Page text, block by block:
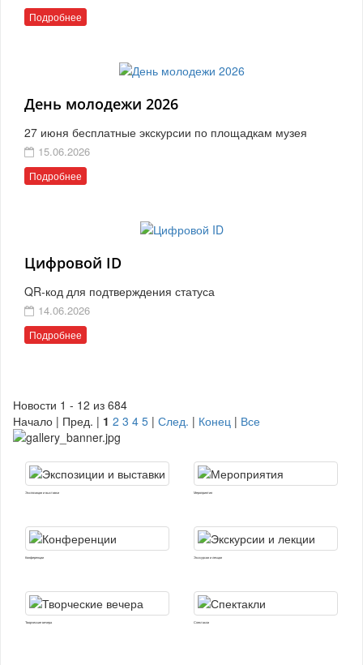
Подробнее
День молодежи 2026
27 июня бесплатные экскурсии по площадкам музея
15.06.2026
Подробнее
Цифровой ID
QR-код для подтверждения статуса
14.06.2026
Подробнее
Новости 1 - 12 из 684
Начало | Пред. | 1 2 3 4 5 | След. | Конец | Все
Экспозиции и выставки Мероприятия
Конференции Экскурсии и лекции
Творческие вечера Спектакли